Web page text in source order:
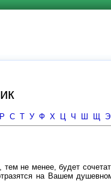
Р С Т У Ф Х Ц Ч Ш Щ Э
не менее, будет
на Вашем